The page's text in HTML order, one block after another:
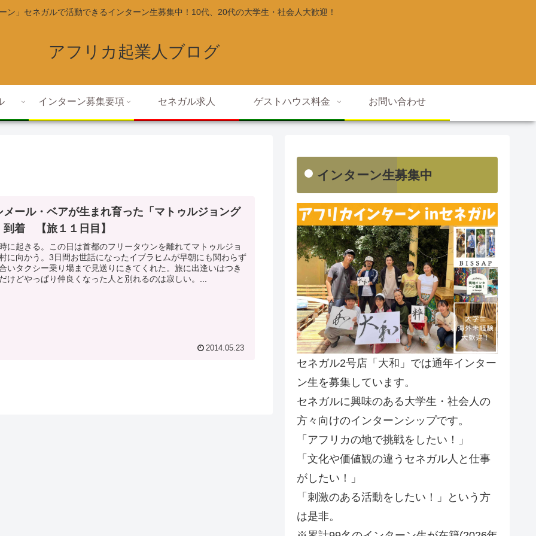
ン」セネガルで活動できるインターン生募集中！10代、20代の大学生・社会人大歓迎！
アフリカ起業人ブログ
インターン募集要項 セネガル求人 ゲストハウス料金 お問い合わせ
メール・ベアが生まれ育った「マトゥルジョング
到着 【旅１１日目】
に起きる。この日は首都のフリータウンを離れてマトゥルジョ
に向かう。3日間お世話になったイブラヒムが早朝にも関わらず
いタクシー乗り場まで見送りにきてくれた。旅に出逢いはつき
けどやっぱり仲良くなった人と別れるのは寂しい。...
2014.05.23
インターン生募集中
セネガル2号店「大和」では通年インター
ン生を募集しています。
セネガルに興味のある大学生・社会人の
方々向けのインターンシップです。
「アフリカの地で挑戦をしたい！」
「文化や価値観の違うセネガル人と仕事
がしたい！」
「刺激のある活動をしたい！」という方
は是非。